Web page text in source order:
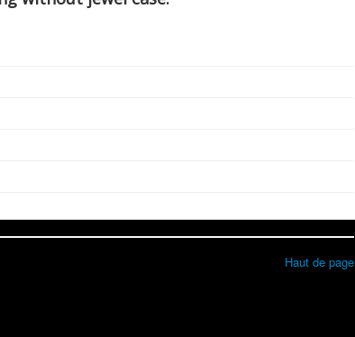
Haut de page